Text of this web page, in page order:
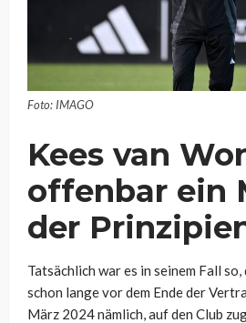
Foto: IMAGO
Kees van
offenbar ein
der
Tatsächlich war es in seinem Fall
schon lange vor dem Ende der
März 2024 nämlich, auf den Club